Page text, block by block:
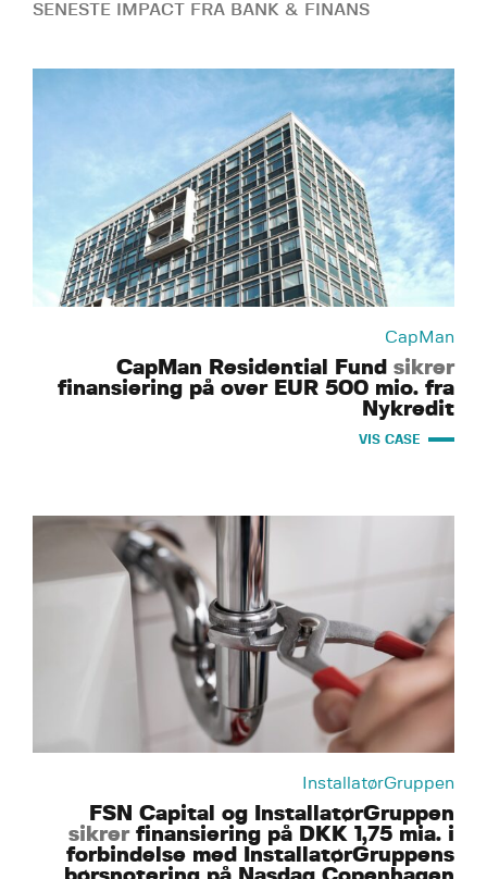
SENESTE IMPACT FRA BANK & FINANS
CapMan
CapMan Residential Fund sikrer
finansiering på over EUR 500 mio. fra
Nykredit
VIS CASE
InstallatørGruppen
FSN Capital og InstallatørGruppen
sikrerfinansiering på DKK 1,75 mia. i
forbindelse med InstallatørGruppens